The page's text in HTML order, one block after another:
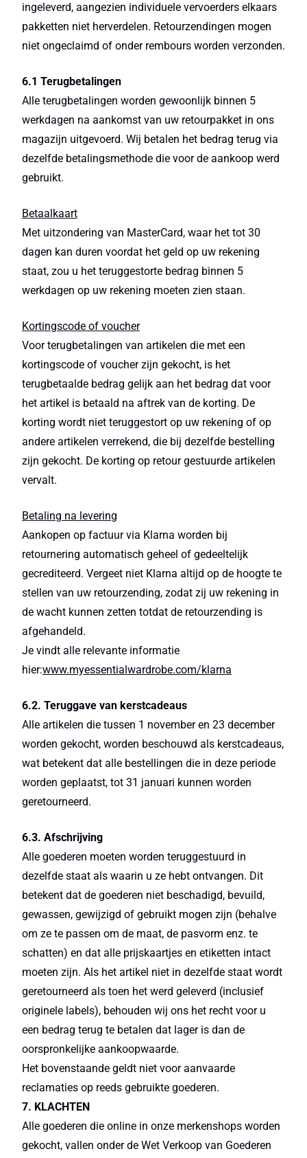
ingeleverd, aangezien individuele vervoerders elkaars
pakketten niet herverdelen. Retourzendingen mogen
niet ongeclaimd of onder rembours worden verzonden.
6.1 Terugbetalingen
Alle terugbetalingen worden gewoonlijk binnen 5
werkdagen na aankomst van uw retourpakket in ons
magazijn uitgevoerd. Wij betalen het bedrag terug via
dezelfde betalingsmethode die voor de aankoop werd
gebruikt.
Betaalkaart
Met uitzondering van MasterCard, waar het tot 30
dagen kan duren voordat het geld op uw rekening
staat, zou u het teruggestorte bedrag binnen 5
werkdagen op uw rekening moeten zien staan.
Kortingscode of voucher
Voor terugbetalingen van artikelen die met een
kortingscode of voucher zijn gekocht, is het
terugbetaalde bedrag gelijk aan het bedrag dat voor
het artikel is betaald na aftrek van de korting. De
korting wordt niet teruggestort op uw rekening of op
andere artikelen verrekend, die bij dezelfde bestelling
zijn gekocht. De korting op retour gestuurde artikelen
vervalt.
Betaling na levering
Aankopen op factuur via Klarna worden bij
retournering automatisch geheel of gedeeltelijk
gecrediteerd. Vergeet niet Klarna altijd op de hoogte te
stellen van uw retourzending, zodat zij uw rekening in
de wacht kunnen zetten totdat de retourzending is
afgehandeld.
Je vindt alle relevante informatie
hier:www.myessentialwardrobe.com/klarna
6.2. Teruggave van kerstcadeaus
Alle artikelen die tussen 1 november en 23 december
worden gekocht, worden beschouwd als kerstcadeaus,
wat betekent dat alle bestellingen die in deze periode
worden geplaatst, tot 31 januari kunnen worden
geretourneerd.
6.3. Afschrijving
Alle goederen moeten worden teruggestuurd in
dezelfde staat als waarin u ze hebt ontvangen. Dit
betekent dat de goederen niet beschadigd, bevuild,
gewassen, gewijzigd of gebruikt mogen zijn (behalve
om ze te passen om de maat, de pasvorm enz. te
schatten) en dat alle prijskaartjes en etiketten intact
moeten zijn. Als het artikel niet in dezelfde staat wordt
geretourneerd als toen het werd geleverd (inclusief
originele labels), behouden wij ons het recht voor u
een bedrag terug te betalen dat lager is dan de
oorspronkelijke aankoopwaarde.
Het bovenstaande geldt niet voor aanvaarde
reclamaties op reeds gebruikte goederen.
7. KLACHTEN
Alle goederen die online in onze merkenshops worden
gekocht, vallen onder de Wet Verkoop van Goederen